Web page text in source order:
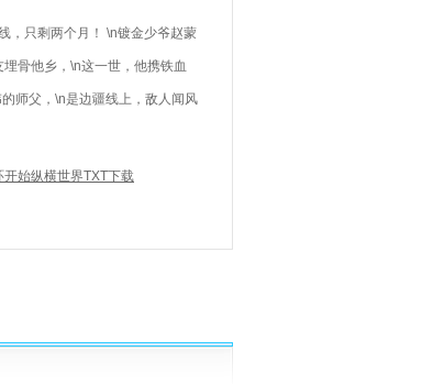
，只剩两个月！ \n镀金少爷赵蒙
骨他乡，\n这一世，他携铁血
师父，\n是边疆线上，敌人闻风
开始纵横世界TXT下载